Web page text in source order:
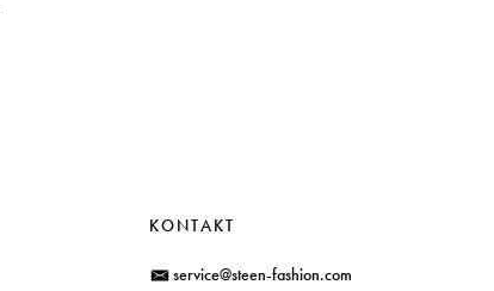
KONTAKT
service@steen-fashion.com